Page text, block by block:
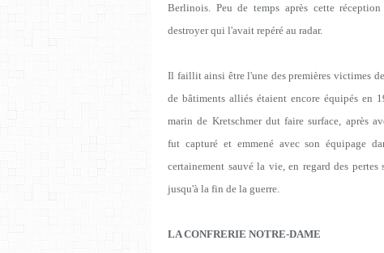
Berlinois. Peu de temps après cette
destroyer qui l'avait repéré au radar.
Il faillit ainsi être l'une des premières victimes
de bâtiments alliés étaient encore équipés en
marin de Kretschmer dut faire surface, après
fut capturé et emmené avec son équipage
certainement sauvé la vie, en regard des
jusqu'à la fin de la guerre.
LA CONFRERIE NOTRE-DAME